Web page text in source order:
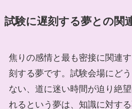
試験に遅刻する夢との関
焦りの感情と最も密接に関連
刻する夢です。試験会場にど
ない、道に迷い時間が迫り絶
れるという夢は、知識に対す